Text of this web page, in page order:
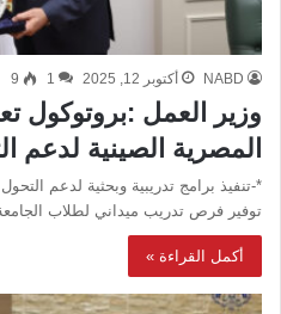
NABD أكتوبر 12, 2025 1
9
وزير العمل :بروتوكول
المصرية الصينية لدعم
*-تنفيذ برامج تدريبية وبحثية لدعم
توفير فرص تدريب ميداني لطلاب الجامعة
أكمل القراءة »